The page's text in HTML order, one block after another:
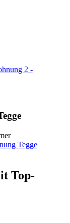
2 -
Tegge
Top-